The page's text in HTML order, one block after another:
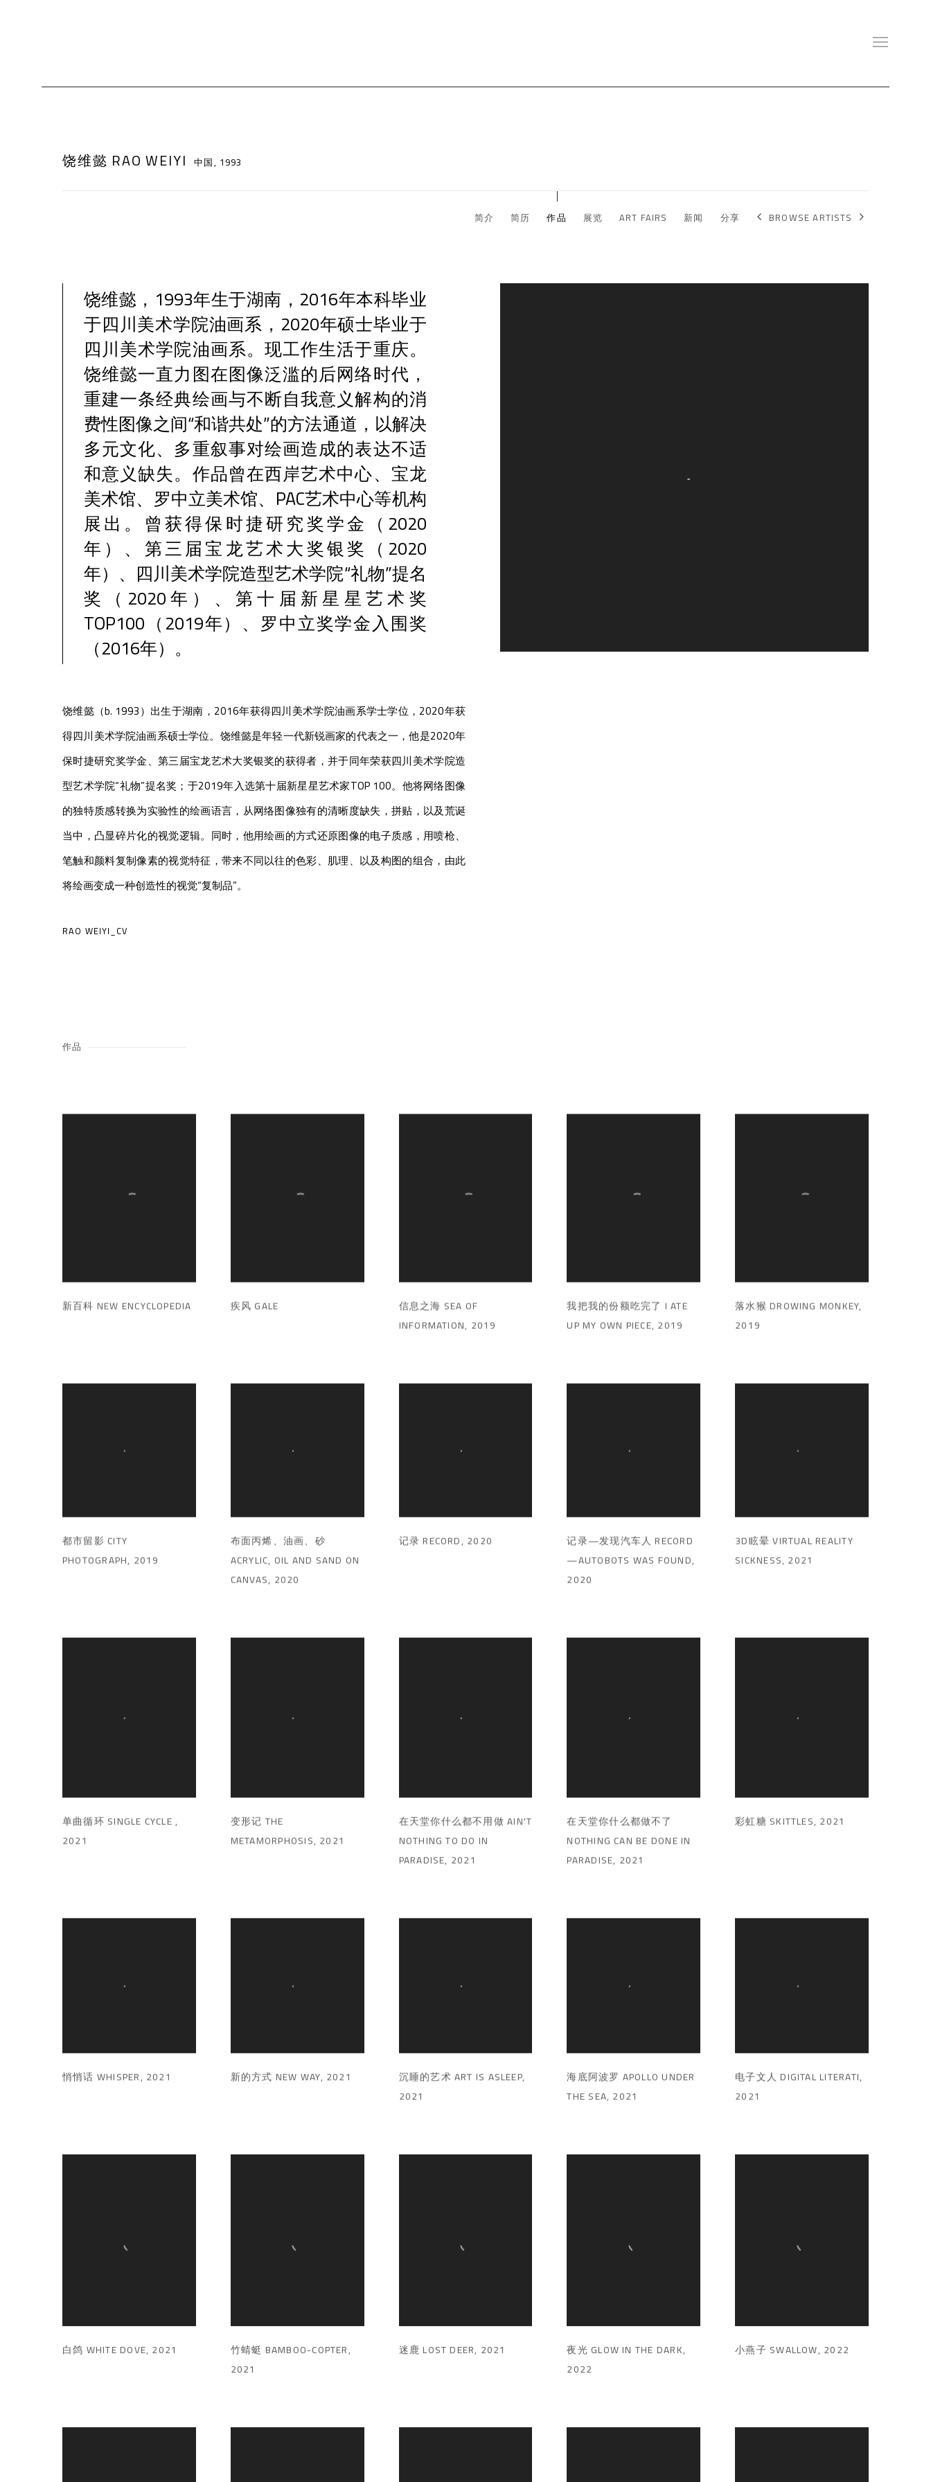
饶维懿 RAO WEIYI 中国, 1993
简介 简历 作品 展览 ART FAIRS 新闻 分享 BROWSE ARTISTS
饶维懿，1993年生于湖南，2016年本科毕业
于四川美术学院油画系，2020年硕士毕业于
四川美术学院油画系。现工作生活于重庆。
饶维懿一直力图在图像泛滥的后网络时代，
重建一条经典绘画与不断自我意义解构的消
费性图像之间“和谐共处”的方法通道，以解决
多元文化、多重叙事对绘画造成的表达不适
和意义缺失。作品曾在西岸艺术中心、宝龙
美术馆、罗中立美术馆、PAC艺术中心等机构
展出。曾获得保时捷研究奖学金（2020
年）、第三届宝龙艺术大奖银奖（2020
年）、四川美术学院造型艺术学院“礼物”提名
奖（2020年）、第十届新星星艺术奖
TOP100（2019年）、罗中立奖学金入围奖
（2016年）。
饶维懿（b. 1993）出生于湖南，2016年获得四川美术学院油画系学士学位，2020年获
得四川美术学院油画系硕士学位。饶维懿是年轻一代新锐画家的代表之一，他是2020年
保时捷研究奖学金、第三届宝龙艺术大奖银奖的获得者，并于同年荣获四川美术学院造
型艺术学院“礼物”提名奖；于2019年入选第十届新星星艺术家TOP 100。他将网络图像
的独特质感转换为实验性的绘画语言，从网络图像独有的清晰度缺失，拼贴，以及荒诞
当中，凸显碎片化的视觉逻辑。同时，他用绘画的方式还原图像的电子质感，用喷枪、
笔触和颜料复制像素的视觉特征，带来不同以往的色彩、肌理、以及构图的组合，由此
将绘画变成一种创造性的视觉“复制品”。
RAO WEIYI_CV
作品
新百科 NEW ENCYCLOPEDIA 疾风 GALE
信息之海 SEA OF
INFORMATION, 2019
我把我的份额吃完了 I ATE
UP MY OWN PIECE, 2019
落水猴 DROWING MONKEY,
2019
都市留影 CITY
PHOTOGRAPH, 2019
布面丙烯、油画、砂
ACRYLIC, OIL AND SAND ON
CANVAS, 2020
记录 RECORD, 2020
记录—发现汽车人 RECORD
—AUTOBOTS WAS FOUND,
2020
3D眩晕 VIRTUAL REALITY
SICKNESS, 2021
单曲循环 SINGLE CYCLE,
2021
变形记 THE
METAMORPHOSIS, 2021
在天堂你什么都不用做 AIN'T
NOTHING TO DO IN
PARADISE, 2021
在天堂你什么都做不了
NOTHING CAN BE DONE IN
PARADISE, 2021
彩虹糖 SKITTLES, 2021
悄悄话 WHISPER, 2021 新的方式 NEW WAY, 2021 沉睡的艺术 ART IS ASLEEP,
2021
海底阿波罗 APOLLO UNDER
THE SEA, 2021
电子文人 DIGITAL LITERATI,
2021
白鸽 WHITE DOVE, 2021 竹蜻蜓 BAMBOO-COPTER,
2021
迷鹿 LOST DEER, 2021 夜光 GLOW IN THE DARK,
2022
小燕子 SWALLOW, 2022